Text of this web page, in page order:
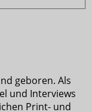
geboren. Als
und Interviews
Print- und